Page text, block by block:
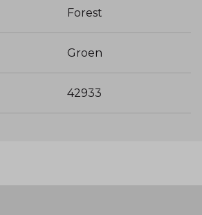
Forest
Groen
42933